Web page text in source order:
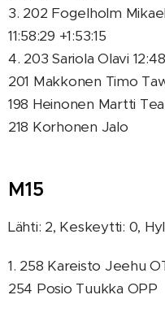
3. 202 Fogelholm
11:58:29 +1:53:15
4. 203 Sariola Olavi
201 Makkonen Timo
198 Heinonen Martti
218 Korhonen Jalo
M15
Lähti: 2, Keskeytti: 0,
1. 258 Kareisto Jeehu
254 Posio Tuukka OPP